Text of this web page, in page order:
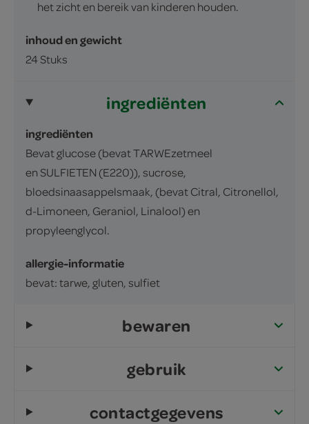
het zicht en bereik van kinderen houden.
inhoud en gewicht
24 Stuks
ingrediënten
ingrediënten
Bevat glucose (bevat TARWEzetmeel
en SULFIETEN (E220)), sucrose,
bloedsinaasappelsmaak, (bevat Citral, Citronellol,
d-Limoneen, Geraniol, Linalool) en
propyleenglycol.
allergie-informatie
bevat: tarwe, gluten, sulfiet
bewaren
gebruik
contactgegevens